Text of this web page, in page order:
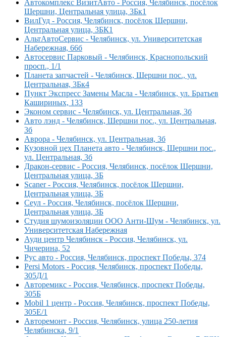
Автокомплекс ВизитАвто - Россия, Челябинск, посёлок
Шершни, Центральная улица, 3Бк1
ВилГуд - Россия, Челябинск, посёлок Шершни,
Центральная улица, 3БК1
АльтАвтоСервис - Челябинск, ул. Университетская
Набережная, 66б
Автосервис Парковый - Челябинск, Краснопольский
просп., 1/1
Планета запчастей - Челябинск, Шершни пос., ул.
Центральная, 3Бк4
Пункт Экспресс Замены Масла - Челябинск, ул. Братьев
Кашириных, 133
Эконом сервис - Челябинск, ул. Центральная, 3б
Авто лэнд - Челябинск, Шершни пос., ул. Центральная,
3б
Аврора - Челябинск, ул. Центральная, 3б
Кузовной цех Планета авто - Челябинск, Шершни пос.,
ул. Центральная, 3б
Дракон-сервис - Россия, Челябинск, посёлок Шершни,
Центральная улица, 3Б
Scaner - Россия, Челябинск, посёлок Шершни,
Центральная улица, 3Б
Сеул - Россия, Челябинск, посёлок Шершни,
Центральная улица, 3Б
Студия шумоизоляции OOO Анти-Шум - Челябинск, ул.
Университетская Набережная
Ауди центр Челябинск - Россия, Челябинск, ул.
Чичерина, 52
Рус авто - Россия, Челябинск, проспект Победы, 374
Persi Motors - Россия, Челябинск, проспект Победы,
305Д/1
Авторемикс - Россия, Челябинск, проспект Победы,
305Б
Mobil 1 центр - Россия, Челябинск, проспект Победы,
305Е/1
Авторемонт - Россия, Челябинск, улица 250-летия
Челябинска, 9/1